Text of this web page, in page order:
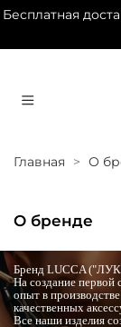
Бесплатная
Главная О
О бренде
Бренд LUCCA
На создание первой
опыт в
качественных
Все наши изделия